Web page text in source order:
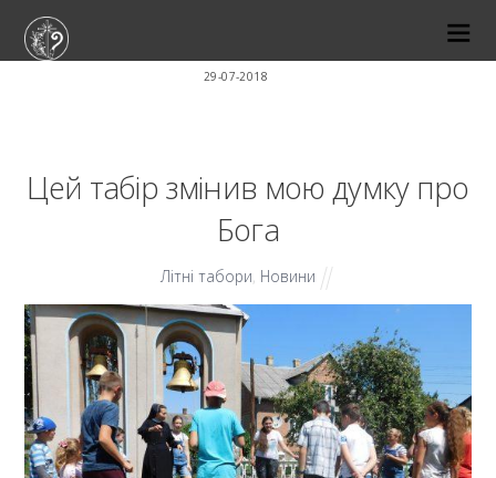
29-07-2018
Цей табір змінив мою думку про
Бога
Літні табори Новини